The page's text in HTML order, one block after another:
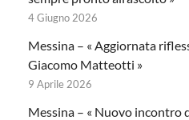
4 Giugno 2026
Messina – « Aggiornata
Giacomo Matteotti »
9 Aprile 2026
Messina – « Nuovo incontro